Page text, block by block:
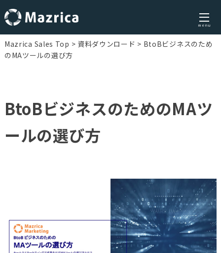
Skip
to
menu
Mazrica Sales Top 資料ダウンロード
BtoBビジネスのため
のMAツールの選び方
BtoBビジネスのためのMAツ
ールの選び方